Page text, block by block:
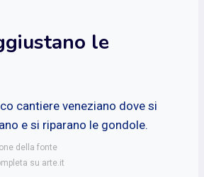
le
cantiere veneziano dove si
e si riparano le gondole.
della fonte
su arte.it